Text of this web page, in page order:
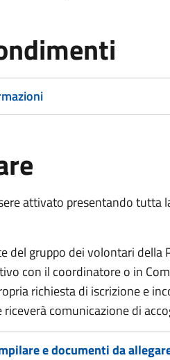
attivato presentando tutta
del gruppo dei volontari della
con il coordinatore o in
richiesta di iscrizione e
comunicazione di
e documenti da